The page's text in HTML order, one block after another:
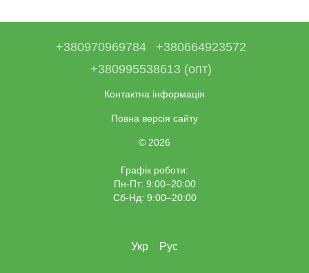
+380970969784
+380664923572
+380995538613 (опт)
Контактна інформація
Повна версія сайту
© 2026
Графік роботи:
Пн-Пт: 9:00–20:00
Сб-Нд: 9:00–20:00
Укр Рус